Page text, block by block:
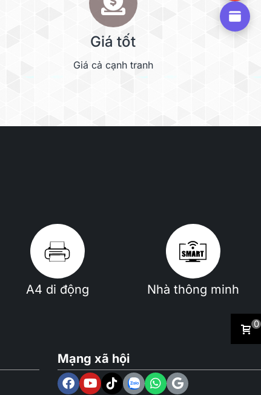
Giá tốt
Giá cả cạnh tranh
A4 di động Nhà thông minh
Mạng xã hội
0